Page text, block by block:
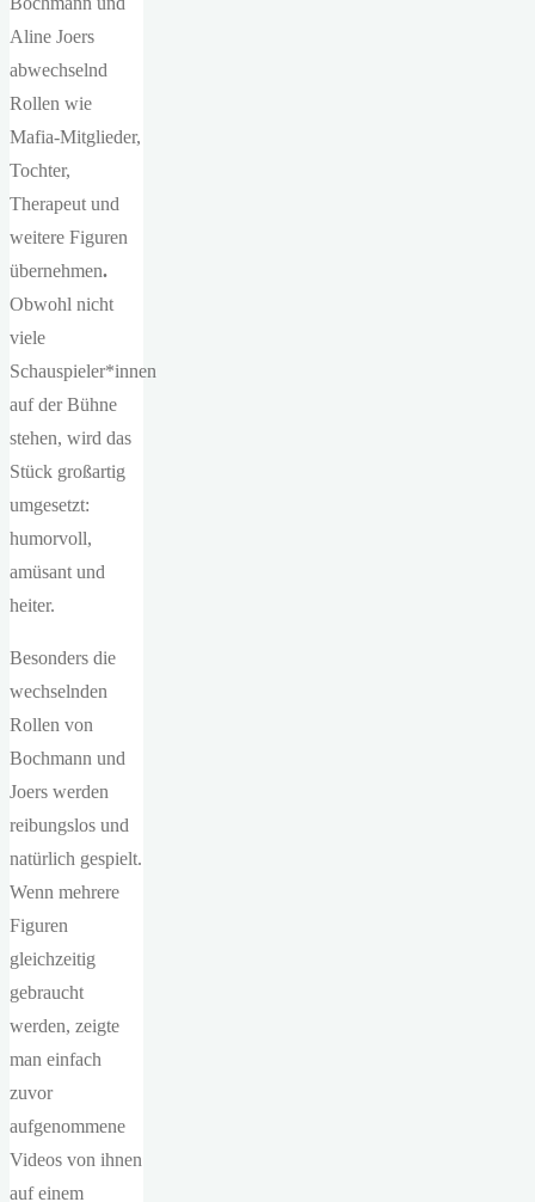
Aline Joers
abwechselnd
Rollen wie
Mafia-Mitglieder,
Tochter,
Therapeut und
weitere Figuren
übernehmen.
Obwohl nicht
viele
Schauspieler*innen
auf der Bühne
stehen, wird das
Stück großartig
umgesetzt:
humorvoll,
amüsant und
heiter.
Besonders die
wechselnden
Rollen von
Bochmann und
Joers werden
reibungslos und
natürlich gespielt.
Wenn mehrere
Figuren
gleichzeitig
gebraucht
werden, zeigte
man einfach
zuvor
aufgenommene
Videos von ihnen
auf einem